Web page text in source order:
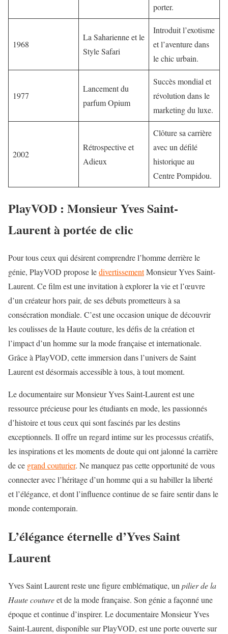
porter.
1968
La Saharienne et le
Style Safari
Introduit l’exotisme
et l’aventure dans
le chic urbain.
1977
Lancement du
parfum Opium
Succès mondial et
révolution dans le
marketing du luxe.
2002
Rétrospective et
Adieux
Clôture sa carrière
avec un défilé
historique au
Centre Pompidou.
PlayVOD : Monsieur Yves Saint-
Laurent à portée de clic
Pour tous ceux qui désirent comprendre l’homme derrière le
génie, PlayVOD propose ledivertissementMonsieur Yves Saint-
Laurent. Ce film est une invitation à explorer la vie et l’œuvre
d’un créateur hors pair, de ses débuts prometteurs à sa
consécration mondiale. C’est une occasion unique de découvrir
les coulisses de la Haute couture, les défis de la création et
l’impact d’un homme sur la mode française et internationale.
Grâce à PlayVOD, cette immersion dans l’univers de Saint
Laurentest désormais accessible à tous, à tout moment.
Le documentaire sur Monsieur Yves Saint-Laurent est une
ressource précieuse pour les étudiants en mode, les passionnés
d’histoire et tous ceux qui sont fascinés par les destins
exceptionnels. Il offre un regard intime sur les processus créatifs,
les inspirations et les moments de doute qui ont jalonné la carrière
de ce grand couturier. Ne manquez pas cette opportunité de vous
connecter avec l’héritage d’un homme qui a su habiller la liberté
et l’élégance, et dont l’influence continue de se faire sentir dans le
monde contemporain.
L’élégance éternelle d’Yves Saint
Laurent
Yves Saint Laurent reste une figure emblématique, un pilier de la
Haute coutureet de la mode française. Son génie a façonné une
époque et continue d’inspirer. Le documentaire Monsieur Yves
Saint-Laurent, disponible sur PlayVOD, est une porte ouverte sur